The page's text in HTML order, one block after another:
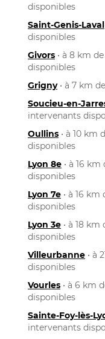
disponibles
Saint-Genis-Laval
disponibles
Givors • à 8 km
disponibles
Grigny• à 7 km
Soucieu-en-
intervenants
Oullins • à 10 km
disponibles
Lyon 8e • à 16
disponibles
Lyon 7e • à 16
disponibles
Lyon 3e • à 18
disponibles
Villeurbanne • à
disponibles
Vourles • à 6 km
disponibles
Sainte-Foy-lès-
intervenants